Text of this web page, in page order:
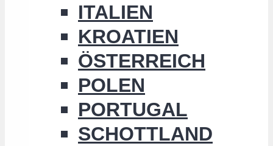
ITALIEN
KROATIEN
ÖSTERREICH
POLEN
PORTUGAL
SCHOTTLAND